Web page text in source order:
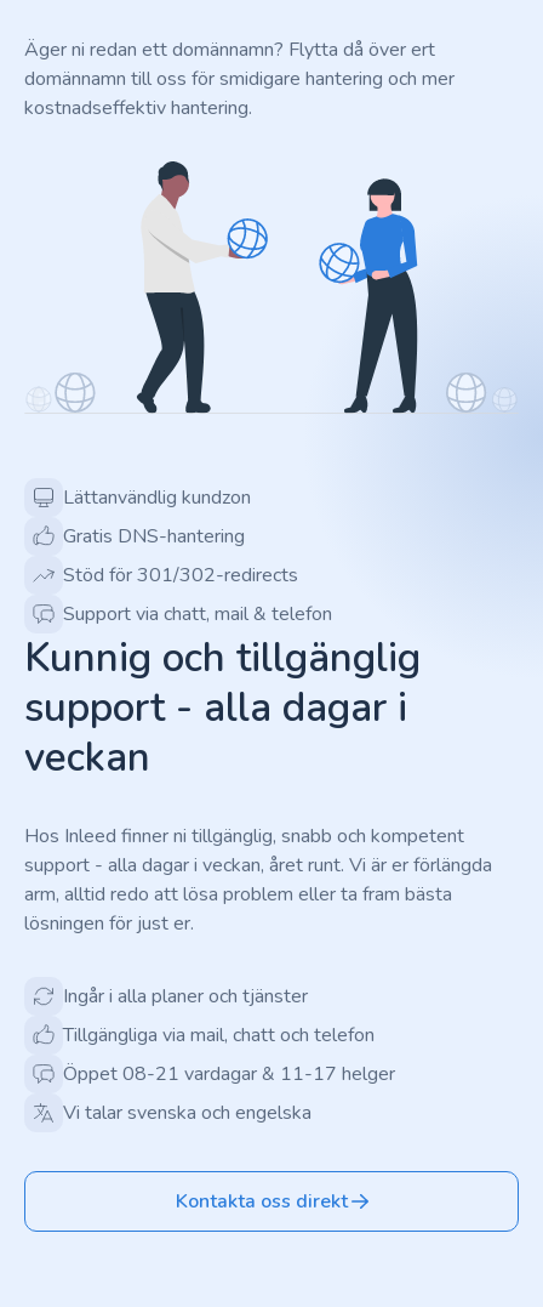
Äger ni redan ett domännamn? Flytta då över ert
domännamn till oss för smidigare hantering och mer
kostnadseffektiv hantering.
Lättanvändlig kundzon
Gratis DNS-hantering
Stöd för 301/302-redirects
Support via chatt, mail & telefon
Kunnig och tillgänglig
support - alla dagar i
veckan
Hos Inleed finner ni tillgänglig, snabb och kompetent
support - alla dagar i veckan, året runt. Vi är er förlängda
arm, alltid redo att lösa problem eller ta fram bästa
lösningen för just er.
Ingår i alla planer och tjänster
Tillgängliga via mail, chatt och telefon
Öppet 08-21 vardagar & 11-17 helger
Vi talar svenska och engelska
Kontakta oss direkt